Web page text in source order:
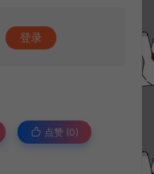
登录
点赞 (0)